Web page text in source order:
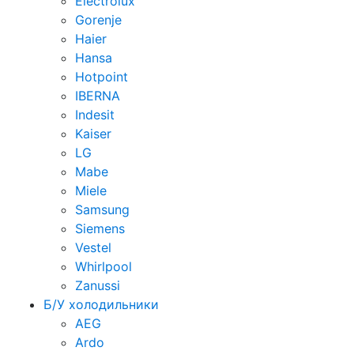
Gorenje
Haier
Hansa
Hotpoint
IBERNA
Indesit
Kaiser
LG
Mabe
Miele
Samsung
Siemens
Vestel
Whirlpool
Zanussi
Б/У холодильники
AEG
Ardo